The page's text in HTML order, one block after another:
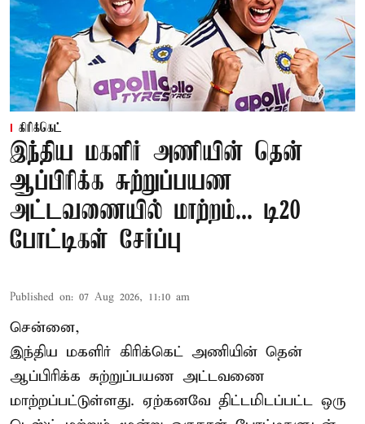
கிரிக்கெட்
இந்திய மகளிர் அணியின் தென்
ஆப்பிரிக்க சுற்றுப்பயண
அட்டவணையில் மாற்றம்... டி20
போட்டிகள் சேர்ப்பு
Published on: 07 Aug 2026, 11:10 am
சென்னை,
இந்திய மகளிர் கிரிக்கெட் அணியின் தென்
ஆப்பிரிக்க சுற்றுப்பயண அட்டவணை
மாற்றப்பட்டுள்ளது. ஏற்கனவே திட்டமிடப்பட்ட ஒரு